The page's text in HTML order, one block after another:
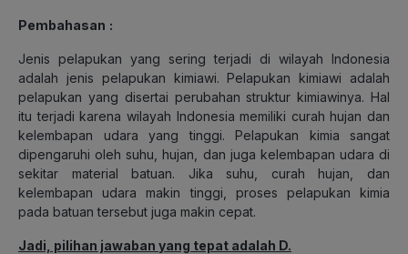
Pembahasan :
Jenis pelapukan yang sering terjadi di wilayah Indonesia
adalah jenis pelapukan kimiawi. Pelapukan kimiawi adalah
pelapukan yang disertai perubahan struktur kimiawinya. Hal
itu terjadi karena wilayah Indonesia memiliki curah hujan dan
kelembapan udara yang tinggi. Pelapukan kimia sangat
dipengaruhi oleh suhu, hujan, dan juga kelembapan udara di
sekitar material batuan. Jika suhu, curah hujan, dan
kelembapan udara makin tinggi, proses pelapukan kimia
pada batuan tersebut juga makin cepat.
Jadi, pilihan jawaban yang tepat adalah D.